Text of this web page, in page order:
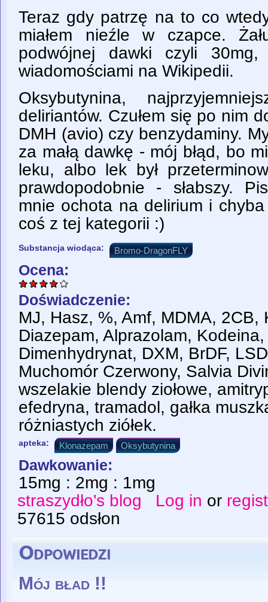
Teraz gdy patrzę na to co
miałem nieźle w czapce.
podwójnej dawki czyli 30mg,
wiadomościami na Wikipedii.
Oksybutynina,
deliriantów. Czułem się po nim
DMH (avio) czy benzydaminy.
za małą dawkę - mój błąd, bo
leku, albo lek był
prawdopodobnie - słabszy.
mnie ochota na delirium i
coś z tej kategorii :)
Substancja wiodąca: Bromo-DragonFLY
Ocena:
Doświadczenie:
MJ, Hasz, %, Amf, MDMA, 2CB,
Diazepam, Alprazolam,
Dimenhydrynat, DXM, BrDF,
Muchomór Czerwony, Salvia
wszelakie blendy ziołowe,
efedryna, tramadol, gałka
różniastych ziółek.
apteka: Klonazepam Oksybutynina
Dawkowanie:
15mg : 2mg : 1mg
straszydło's blog
Log in or
57615 odsłon
Odpowiedzi
Mój bład !!